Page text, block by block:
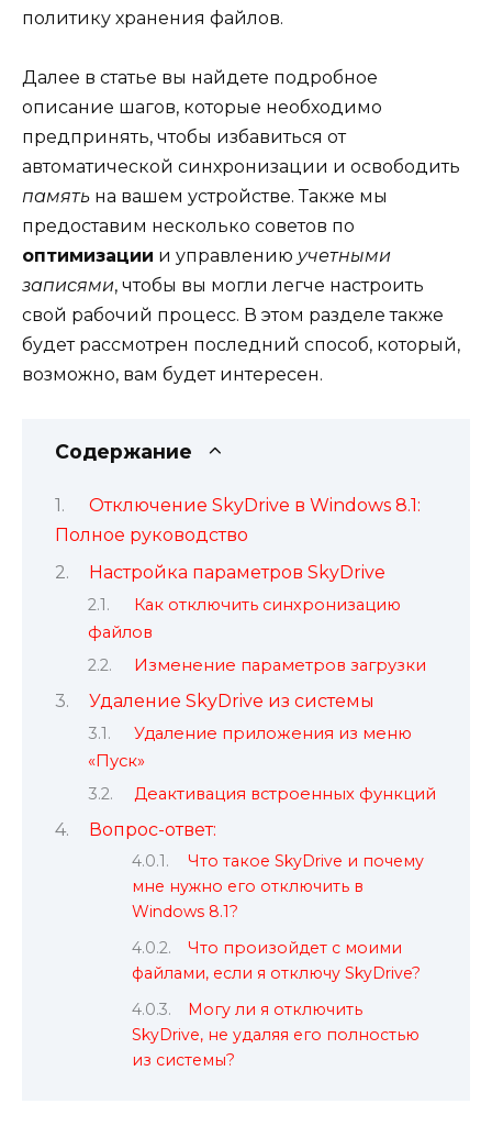
политику хранения файлов.
Далее в статье вы найдете подробное
описание шагов, которые необходимо
предпринять, чтобы избавиться от
автоматической синхронизации и освободить
память на вашем устройстве. Также мы
предоставим несколько советов по
оптимизации и управлению учетными
записями, чтобы вы могли легче настроить
свой рабочий процесс. В этом разделе также
будет рассмотрен последний способ, который,
возможно, вам будет интересен.
Содержание
Отключение SkyDrive в Windows 8.1:
Полное руководство
Настройка параметров SkyDrive
Как отключить синхронизацию
файлов
Изменение параметров загрузки
Удаление SkyDrive из системы
Удаление приложения из меню
«Пуск»
Деактивация встроенных функций
Вопрос-ответ:
Что такое SkyDrive и почему
мне нужно его отключить в
Windows 8.1?
Что произойдет с моими
файлами, если я отключу SkyDrive?
Могу ли я отключить
SkyDrive, не удаляя его полностью
из системы?